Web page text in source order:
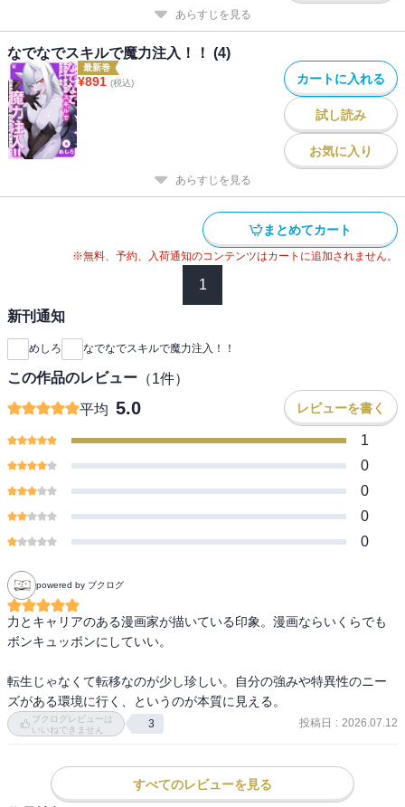
あらすじを見る
なでなでスキルで魔力注入！！ (4)
最新巻
¥891 (税込) カートに入れる
試し読み
お気に入り
あらすじを見る
まとめてカート
※無料、予約、入荷通知のコンテンツはカートに追加されません。
1
新刊通知
めしろ なでなでスキルで魔力注入！！
この作品のレビュー （1件）
平均 5.0 レビューを書く
1
0
0
0
0
powered by ブクログ
力とキャリアのある漫画家が描いている印象。漫画ならいくらでも
ボンキュッボンにしていい。
転生じゃなくて転移なのが少し珍しい。自分の強みや特異性のニー
ズがある環境に行く、というのが本質に見える。
ブクログレビューは
いいねできません
3 投稿日 : 2026.07.12
すべてのレビューを見る